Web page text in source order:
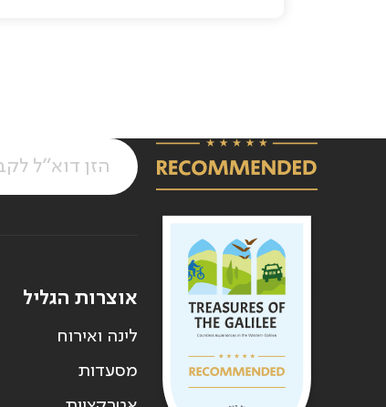
אוצרות הגליל
לינה ואירוח
מסעדות